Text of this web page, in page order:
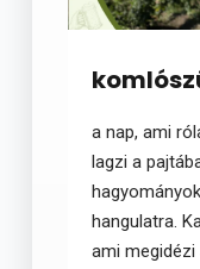
a nap, ami
lagzi a
hangulatra.
ami megidézi